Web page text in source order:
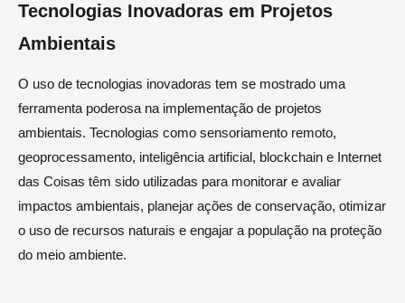
Tecnologias Inovadoras em Projetos
Ambientais
O uso de tecnologias inovadoras tem se mostrado uma
ferramenta poderosa na implementação de projetos
ambientais. Tecnologias como sensoriamento remoto,
geoprocessamento, inteligência artificial, blockchain e Internet
das Coisas têm sido utilizadas para monitorar e avaliar
impactos ambientais, planejar ações de conservação, otimizar
o uso de recursos naturais e engajar a população na proteção
do meio ambiente.